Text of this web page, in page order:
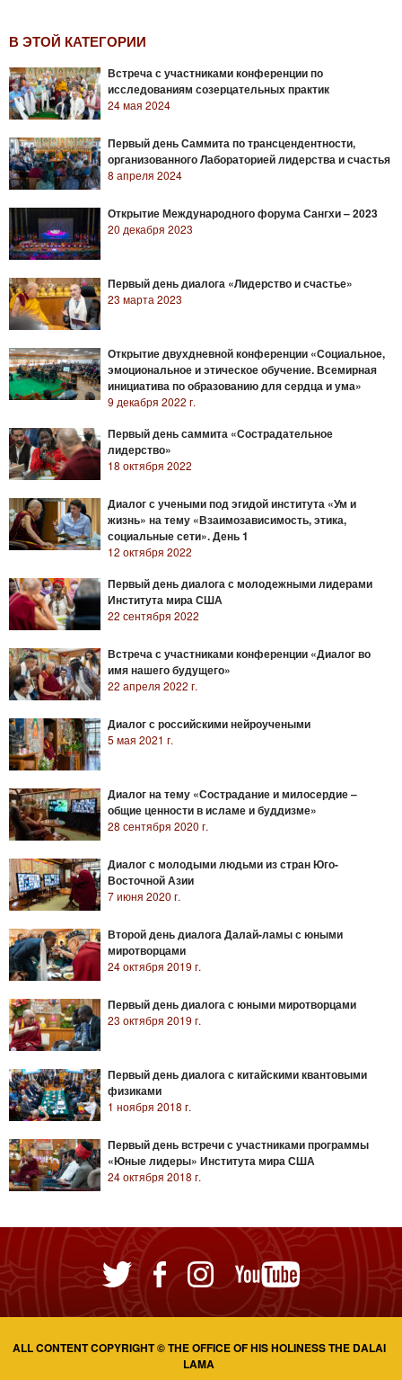
В ЭТОЙ КАТЕГОРИИ
Встреча с участниками конференции по
исследованиям созерцательных практик
24 мая 2024
Первый день Саммита по трансцендентности,
организованного Лабораторией лидерства и счастья
8 апреля 2024
Открытие Международного форума Сангхи – 2023
20 декабря 2023
Первый день диалога «Лидерство и счастье»
23 марта 2023
Открытие двухдневной конференции «Социальное,
эмоциональное и этическое обучение. Всемирная
инициатива по образованию для сердца и ума»
9 декабря 2022 г.
Первый день саммита «Сострадательное
лидерство»
18 октября 2022
Диалог с учеными под эгидой института «Ум и
жизнь» на тему «Взаимозависимость, этика,
социальные сети». День 1
12 октября 2022
Первый день диалога с молодежными лидерами
Института мира США
22 сентября 2022
Встреча с участниками конференции «Диалог во
имя нашего будущего»
22 апреля 2022 г.
Диалог с российскими нейроучеными
5 мая 2021 г.
Диалог на тему «Сострадание и милосердие –
общие ценности в исламе и буддизме»
28 сентября 2020 г.
Диалог с молодыми людьми из стран Юго-
Восточной Азии
7 июня 2020 г.
Второй день диалога Далай-ламы с юными
миротворцами
24 октября 2019 г.
Первый день диалога с юными миротворцами
23 октября 2019 г.
Первый день диалога с китайскими квантовыми
физиками
1 ноября 2018 г.
Первый день встречи с участниками программы
«Юные лидеры» Института мира США
24 октября 2018 г.
ALL CONTENT COPYRIGHT © THE OFFICE OF HIS HOLINESS THE DALAI
LAMA